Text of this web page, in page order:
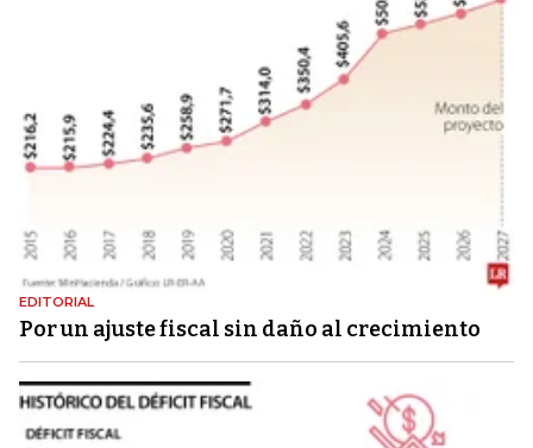
EDITORIAL
Por un ajuste fiscal sin daño al crecimiento